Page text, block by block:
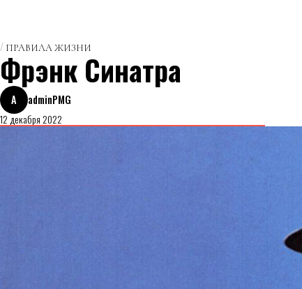
ПРАВИЛА ЖИЗНИ
Фрэнк Синатра
A
adminPMG
12 декабря 2022